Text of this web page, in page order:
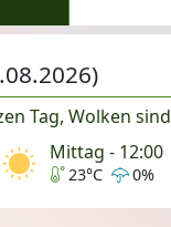
Tag, Wolken
Mittag - 12:00
23°C 0%